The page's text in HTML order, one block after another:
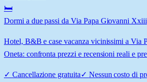
🛏️
Dormi a due passi da Via Papa Giovanni Xxiii
Hotel, B&B e case vacanza vicinissimi a Via
Oneta: confronta prezzi e recensioni reali e
✓ Cancellazione gratuita✓ Nessun costo di